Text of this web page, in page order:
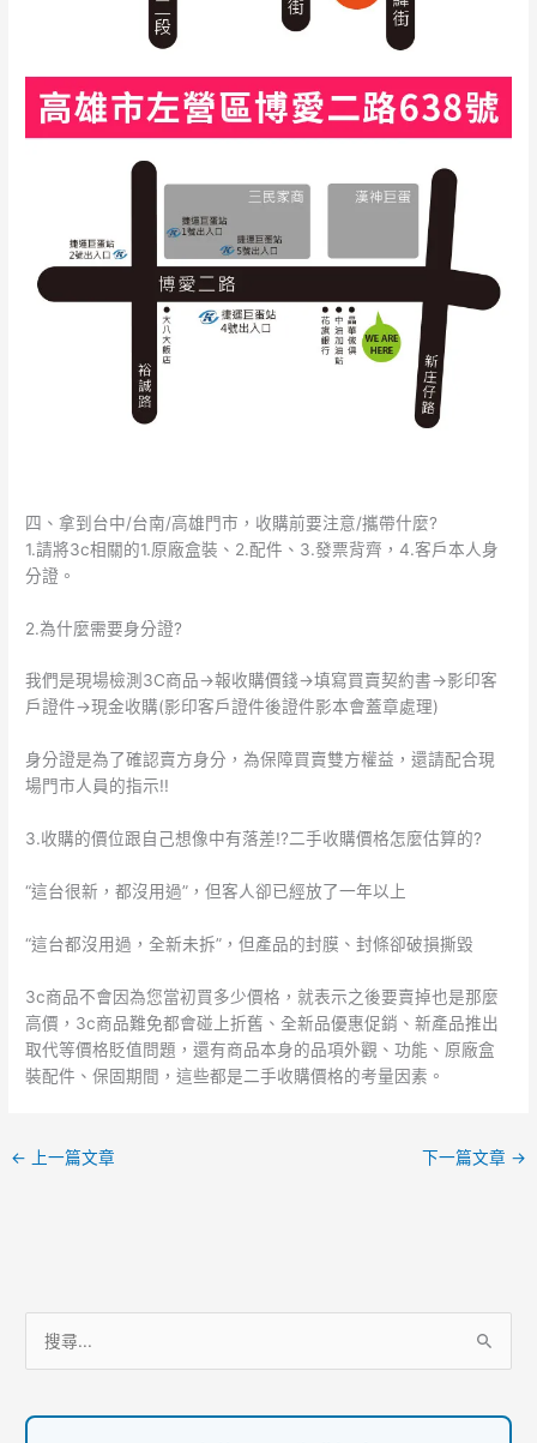
四、拿到台中/台南/高雄門市，收購前要注意/攜帶什麼?
1.請將3c相關的1.原廠盒裝、2.配件、3.發票背齊，4.客戶本人身
分證。
2.為什麼需要身分證?
我們是現場檢測3C商品->報收購價錢->填寫買賣契約書->影印客
戶證件->現金收購(影印客戶證件後證件影本會蓋章處理)
身分證是為了確認賣方身分，為保障買賣雙方權益，還請配合現
場門市人員的指示!!
3.收購的價位跟自己想像中有落差!?二手收購價格怎麼估算的?
“這台很新，都沒用過”，但客人卻已經放了一年以上
“這台都沒用過，全新未拆”，但產品的封膜、封條卻破損撕毀
3c商品不會因為您當初買多少價格，就表示之後要賣掉也是那麼
高價，3c商品難免都會碰上折舊、全新品優惠促銷、新產品推出
取代等價格貶值問題，還有商品本身的品項外觀、功能、原廠盒
裝配件、保固期間，這些都是二手收購價格的考量因素。
← 上一篇文章 下一篇文章 →
目